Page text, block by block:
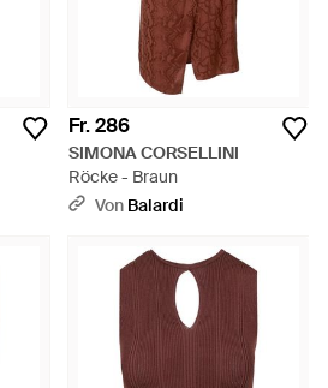
Fr. 286
SIMONA CORSELLINI
Röcke - Braun
Von Balardi